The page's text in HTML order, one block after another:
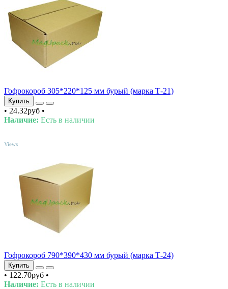
Гофрокороб 305*220*125 мм бурый (марка Т-21)
Купить
• 24.32руб •
Наличие: Есть в наличии
Views
Гофрокороб 790*390*430 мм бурый (марка Т-24)
Купить
• 122.70руб •
Наличие: Есть в наличии